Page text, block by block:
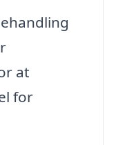
at
for